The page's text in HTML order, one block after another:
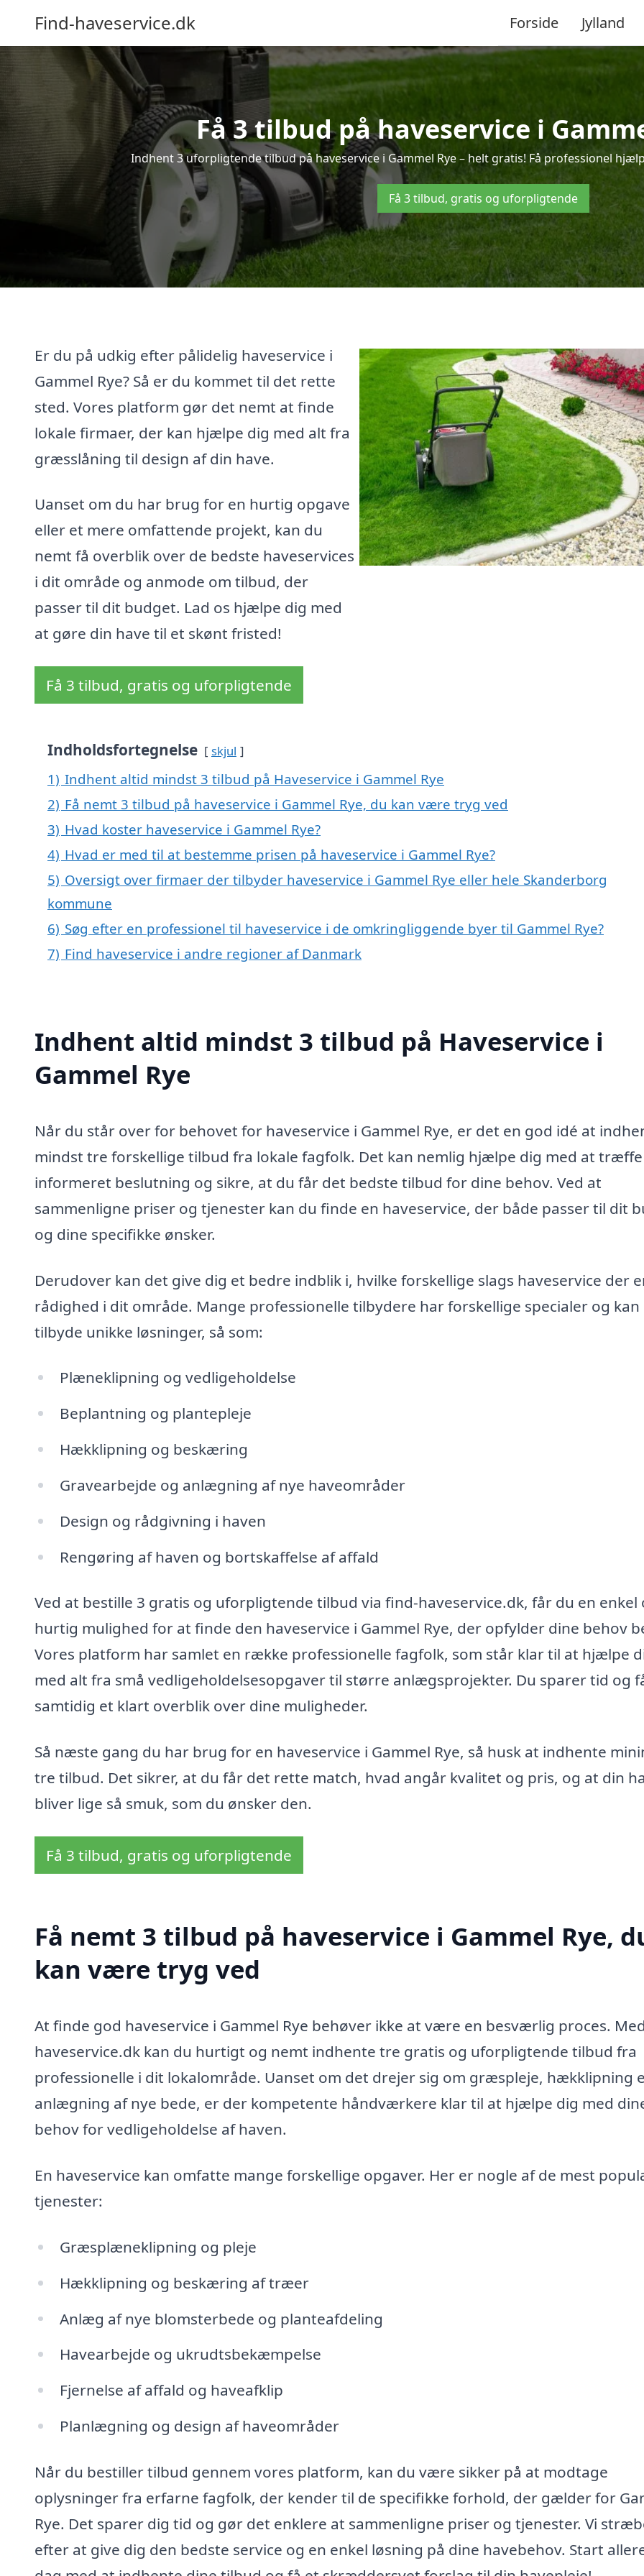
Find-haveservice.dk Forside Jylland
Få 3 tilbud på haveservice i
Indhent 3 uforpligtende tilbud på haveservice i Gammel Rye – helt gratis! Få professionel
Få 3 tilbud, gratis og uforpligtende
Er du på udkig efter pålidelig haveservice i
Gammel Rye? Så er du kommet til det rette
sted. Vores platform gør det nemt at finde
lokale firmaer, der kan hjælpe dig med alt fra
græsslåning til design af din have.
Uanset om du har brug for en hurtig opgave
eller et mere omfattende projekt, kan du
nemt få overblik over de bedste haveservices
i dit område og anmode om tilbud, der
passer til dit budget. Lad os hjælpe dig med
at gøre din have til et skønt fristed!
Få 3 tilbud, gratis og uforpligtende
Indholdsfortegnelse skjul
1) Indhent altid mindst 3 tilbud på Haveservice i Gammel Rye
2) Få nemt 3 tilbud på haveservice i Gammel Rye, du kan være tryg ved
3) Hvad koster haveservice i Gammel Rye?
4) Hvad er med til at bestemme prisen på haveservice i Gammel Rye?
5) Oversigt over firmaer der tilbyder haveservice i Gammel Rye eller hele Skanderborg
kommune
6) Søg efter en professionel til haveservice i de omkringliggende byer til Gammel Rye?
7) Find haveservice i andre regioner af Danmark
Indhent altid mindst 3 tilbud på Haveservice i
Gammel Rye
Når du står over for behovet for haveservice i Gammel Rye, er det en god idé at
mindst tre forskellige tilbud fra lokale fagfolk. Det kan nemlig hjælpe dig med at
informeret beslutning og sikre, at du får det bedste tilbud for dine behov. Ved at
sammenligne priser og tjenester kan du finde en haveservice, der både passer til dit
og dine specifikke ønsker.
Derudover kan det give dig et bedre indblik i, hvilke forskellige slags haveservice der
rådighed i dit område. Mange professionelle tilbydere har forskellige specialer og kan
tilbyde unikke løsninger, så som:
Plæneklipning og vedligeholdelse
Beplantning og plantepleje
Hækklipning og beskæring
Gravearbejde og anlægning af nye haveområder
Design og rådgivning i haven
Rengøring af haven og bortskaffelse af affald
Ved at bestille 3 gratis og uforpligtende tilbud via find-haveservice.dk, får du en enkel
hurtig mulighed for at finde den haveservice i Gammel Rye, der opfylder dine behov
Vores platform har samlet en række professionelle fagfolk, som står klar til at hjælpe
med alt fra små vedligeholdelsesopgaver til større anlægsprojekter. Du sparer tid og
samtidig et klart overblik over dine muligheder.
Så næste gang du har brug for en haveservice i Gammel Rye, så husk at indhente
tre tilbud. Det sikrer, at du får det rette match, hvad angår kvalitet og pris, og at din
bliver lige så smuk, som du ønsker den.
Få 3 tilbud, gratis og uforpligtende
Få nemt 3 tilbud på haveservice i Gammel Rye,
kan være tryg ved
At finde god haveservice i Gammel Rye behøver ikke at være en besværlig proces.
haveservice.dk kan du hurtigt og nemt indhente tre gratis og uforpligtende tilbud fra
professionelle i dit lokalområde. Uanset om det drejer sig om græspleje, hækklipning
anlægning af nye bede, er der kompetente håndværkere klar til at hjælpe dig med
behov for vedligeholdelse af haven.
En haveservice kan omfatte mange forskellige opgaver. Her er nogle af de mest
tjenester:
Græsplæneklipning og pleje
Hækklipning og beskæring af træer
Anlæg af nye blomsterbede og planteafdeling
Havearbejde og ukrudtsbekæmpelse
Fjernelse af affald og haveafklip
Planlægning og design af haveområder
Når du bestiller tilbud gennem vores platform, kan du være sikker på at modtage
oplysninger fra erfarne fagfolk, der kender til de specifikke forhold, der gælder for
Rye. Det sparer dig tid og gør det enklere at sammenligne priser og tjenester. Vi
efter at give dig den bedste service og en enkel løsning på dine havebehov. Start